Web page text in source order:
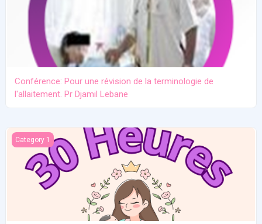
Conférence: Pour une révision de la terminologie de
l'allaitement. Pr Djamil Lebane
Les problèmes communs en allaitement maternel
Category 1